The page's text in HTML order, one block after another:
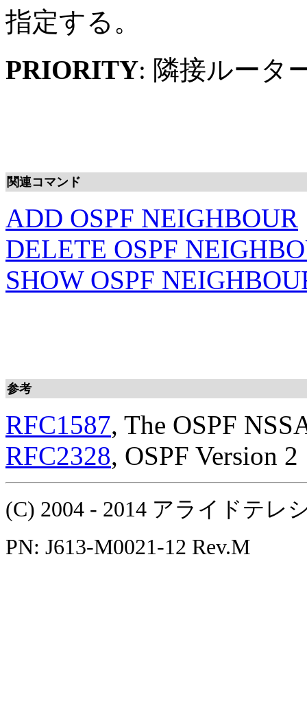
指定する。
PRIORITY: 隣接ルータ
関連コマンド
ADD OSPF NEIGHBOUR
DELETE OSPF
SHOW OSPF
参考
RFC1587, The OSPF
RFC2328, OSPF Version 2
(C) 2004 - 2014 アライドテ
PN: J613-M0021-12 Rev.M